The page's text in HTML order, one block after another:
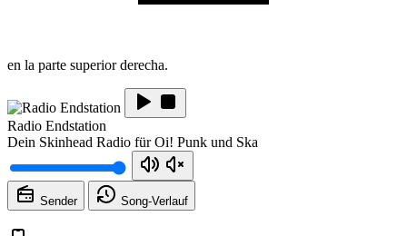
en la parte superior derecha.
Radio Endstation
Dein Skinhead Radio für Oi! Punk und Ska
Sender Song-Verlauf